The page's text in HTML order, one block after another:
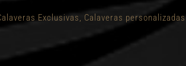
Exclusivas, Calaveras personalizadas